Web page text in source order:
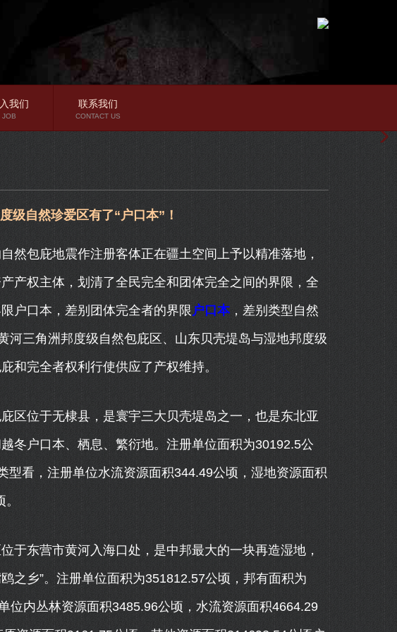
我们
JOB
联系我们
CONTACT US
级自然珍爱区有了“户口本”！
包庇地震作注册客体正在疆土空间上予以精准落地，
产权主体，划清了全民完全和团体完全之间的界限，全
户口本，差别团体完全者的界限 户口本，差别类型自然
河三角洲邦度级自然包庇区、山东贝壳堤岛与湿地邦度级
和完全者权利行使供应了产权维持。
位于无棣县，是寰宇三大贝壳堤岛之一，也是东北亚
冬户口本、栖息、繁衍地。注册单位面积为30192.5公
型看，注册单位水流资源面积344.49公顷，湿地资源面积
东营市黄河入海口处，是中邦最大的一块再造湿地，
之乡”。注册单位面积为351812.57公顷，邦有面积为
位内丛林资源面积3485.96公顷，水流资源面积4664.29